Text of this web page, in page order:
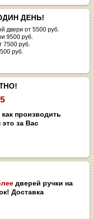
ДЕНЬ!
двери от 5500 руб.
9500 руб.
7500 руб.
руб.
производить
за Вас
дверей ручки на
Доставка